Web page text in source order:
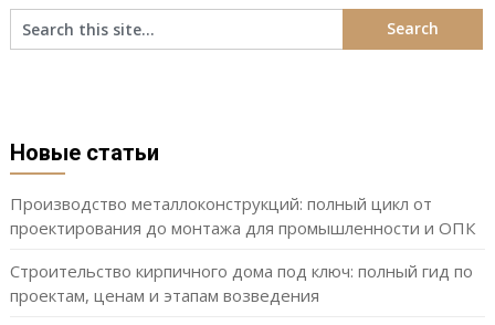
Новые статьи
Производство металлоконструкций: полный цикл от
проектирования до монтажа для промышленности и ОПК
Строительство кирпичного дома под ключ: полный гид по
проектам, ценам и этапам возведения